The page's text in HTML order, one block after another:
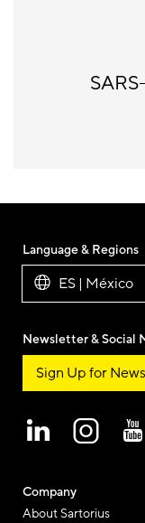
Company
About Sartorius
Language & Regions
ES | México
Newsletter & Social
Sign Up for